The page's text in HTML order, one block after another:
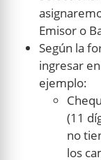
Emisor o
Según la
ingresar
ejemplo:
(11
no
los